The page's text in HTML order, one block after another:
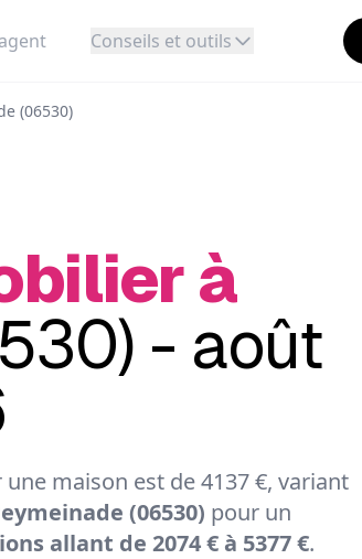
Conseils et outils
(06530)
à
- août
une maison est de 4137 €, variant
(06530) pour un
allant de 2074 € à 5377 €.